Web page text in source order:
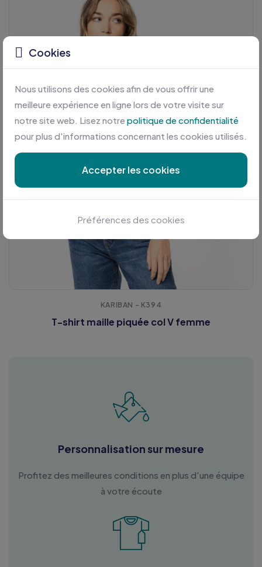
KARIBAN - K394
T-shirt maille piquée col V femme
Personnalisation sur mesure
Profitez des meilleures conditions en plus d'une équipe
à votre écoute
Cookies
Nous utilisons des cookies afin de vous offrir une
meilleure expérience en ligne lors de votre visite sur
notre site web. Lisez notre politique de confidentialité
pour plus d'informations concernant les cookies utilisés.
Accepter les cookies
Préférences des cookies